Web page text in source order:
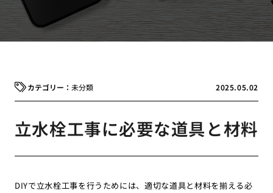
2025.05.02
未分類
立水栓工事に必要な道具と材料
DIYで立水栓工事を行うためには、適切な道具と材料を揃える必